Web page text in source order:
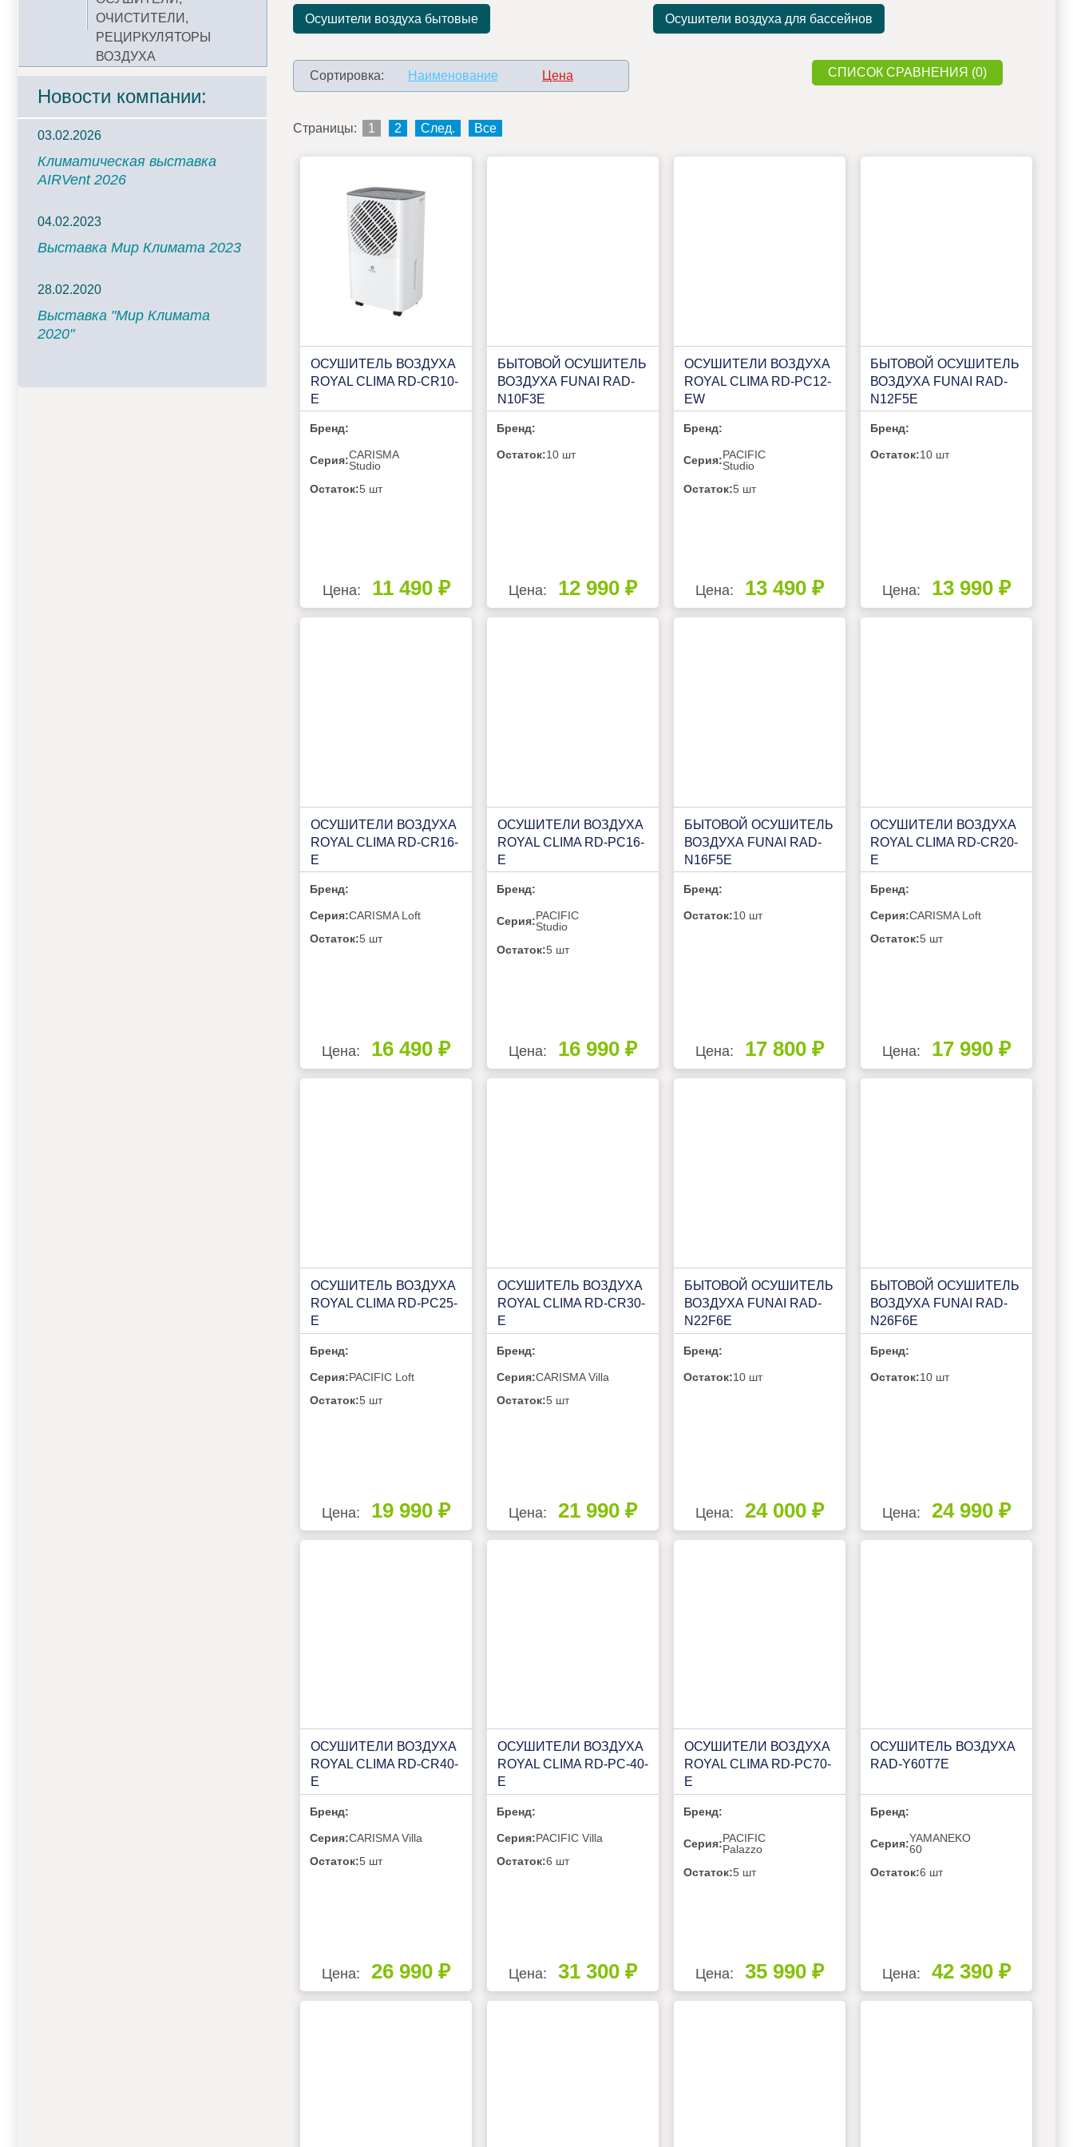
ОЧИСТИТЕЛИ,
РЕЦИРКУЛЯТОРЫ
ВОЗДУХА
Новости компании:
03.02.2026
Климатическая выставка
AIRVent 2026
04.02.2023
Выставка Мир Климата 2023
28.02.2020
Выставка "Мир Климата
2020"
Осушители воздуха бытовые Осушители воздуха для бассейнов
Сортировка: Наименование Цена СПИСОК СРАВНЕНИЯ (0)
Страницы: 1 2 След. Все
ОСУШИТЕЛЬ ВОЗДУХА
ROYAL CLIMA RD-CR10-
E
Бренд:
Серия:CARISMA
Studio
Остаток:5 шт
Цена: 11 490 ₽
БЫТОВОЙ ОСУШИТЕЛЬ
ВОЗДУХА FUNAI RAD-
N10F3E
Бренд:
Остаток:10 шт
Цена: 12 990 ₽
ОСУШИТЕЛИ ВОЗДУХА
ROYAL CLIMA RD-PC12-
EW
Бренд:
Серия:PACIFIC
Studio
Остаток:5 шт
Цена: 13 490 ₽
БЫТОВОЙ ОСУШИТЕЛЬ
ВОЗДУХА FUNAI RAD-
N12F5E
Бренд:
Остаток:10 шт
Цена: 13 990 ₽
ОСУШИТЕЛИ ВОЗДУХА
ROYAL CLIMA RD-CR16-
E
Бренд:
Серия:CARISMA Loft
Остаток:5 шт
Цена: 16 490 ₽
ОСУШИТЕЛИ ВОЗДУХА
ROYAL CLIMA RD-PC16-
E
Бренд:
Серия:PACIFIC
Studio
Остаток:5 шт
Цена: 16 990 ₽
БЫТОВОЙ ОСУШИТЕЛЬ
ВОЗДУХА FUNAI RAD-
N16F5E
Бренд:
Остаток:10 шт
Цена: 17 800 ₽
ОСУШИТЕЛИ ВОЗДУХА
ROYAL CLIMA RD-CR20-
E
Бренд:
Серия:CARISMA Loft
Остаток:5 шт
Цена: 17 990 ₽
ОСУШИТЕЛЬ ВОЗДУХА
ROYAL CLIMA RD-PC25-
E
Бренд:
Серия:PACIFIC Loft
Остаток:5 шт
Цена: 19 990 ₽
ОСУШИТЕЛЬ ВОЗДУХА
ROYAL CLIMA RD-CR30-
E
Бренд:
Серия:CARISMA Villa
Остаток:5 шт
Цена: 21 990 ₽
БЫТОВОЙ ОСУШИТЕЛЬ
ВОЗДУХА FUNAI RAD-
N22F6E
Бренд:
Остаток:10 шт
Цена: 24 000 ₽
БЫТОВОЙ ОСУШИТЕЛЬ
ВОЗДУХА FUNAI RAD-
N26F6E
Бренд:
Остаток:10 шт
Цена: 24 990 ₽
ОСУШИТЕЛИ ВОЗДУХА
ROYAL CLIMA RD-CR40-
E
Бренд:
Серия:CARISMA Villa
Остаток:5 шт
Цена: 26 990 ₽
ОСУШИТЕЛИ ВОЗДУХА
ROYAL CLIMA RD-PC-40-
E
Бренд:
Серия:PACIFIC Villa
Остаток:6 шт
Цена: 31 300 ₽
ОСУШИТЕЛИ ВОЗДУХА
ROYAL CLIMA RD-PC70-
E
Бренд:
Серия:PACIFIC
Palazzo
Остаток:5 шт
Цена: 35 990 ₽
ОСУШИТЕЛЬ ВОЗДУХА
RAD-Y60T7E
Бренд:
Серия:YAMANEKO
60
Остаток:6 шт
Цена: 42 390 ₽